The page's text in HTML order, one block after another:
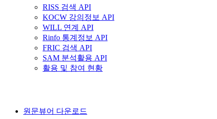
RISS 검색 API
KOCW 강의정보 API
WILL 연계 API
Rinfo 통계정보 API
FRIC 검색 API
SAM 분석활용 API
활용 및 참여 현황
원문뷰어 다운로드